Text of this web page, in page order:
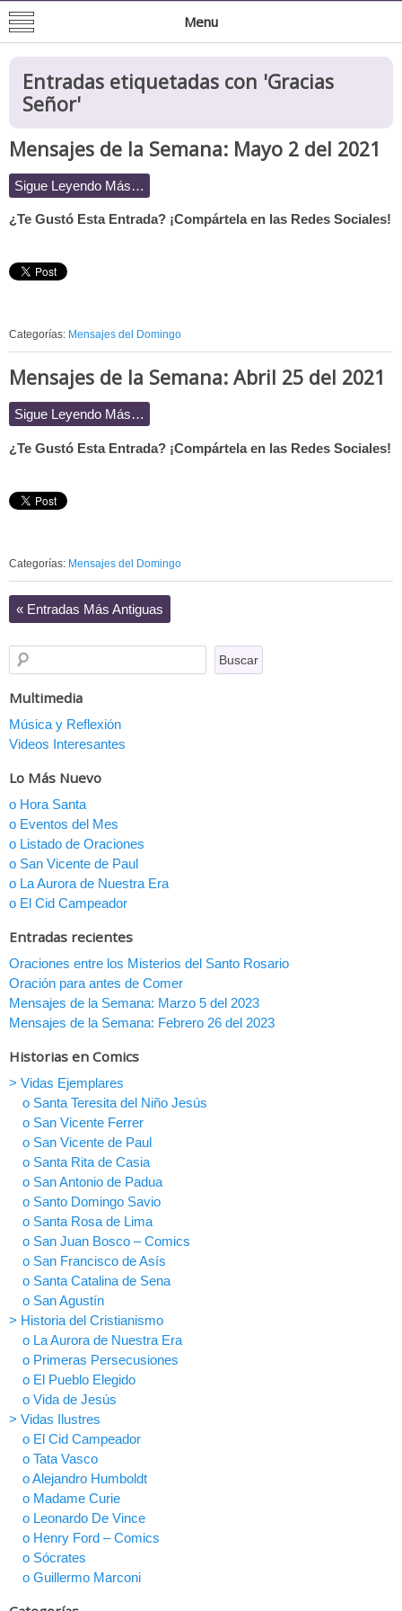
Mision de San Juan Bautista
Informacion General de la Mission
Menu
Entradas etiquetadas con 'Gracias
Señor'
Mensajes de la Semana: Mayo 2 del 2021
Sigue Leyendo Más…
¿Te Gustó Esta Entrada? ¡Compártela en las Redes Sociales!
Categorías: Mensajes del Domingo
Mensajes de la Semana: Abril 25 del 2021
Sigue Leyendo Más…
¿Te Gustó Esta Entrada? ¡Compártela en las Redes Sociales!
Categorías: Mensajes del Domingo
« Entradas Más Antiguas
Multimedia
Música y Reflexión
Videos Interesantes
Lo Más Nuevo
o Hora Santa
o Eventos del Mes
o Listado de Oraciones
o San Vicente de Paul
o La Aurora de Nuestra Era
o El Cid Campeador
Entradas recientes
Oraciones entre los Misterios del Santo Rosario
Oración para antes de Comer
Mensajes de la Semana: Marzo 5 del 2023
Mensajes de la Semana: Febrero 26 del 2023
Historias en Comics
> Vidas Ejemplares
o Santa Teresita del Niño Jesús
o San Vicente Ferrer
o San Vicente de Paul
o Santa Rita de Casia
o San Antonio de Padua
o Santo Domingo Savio
o Santa Rosa de Lima
o San Juan Bosco – Comics
o San Francisco de Asís
o Santa Catalina de Sena
o San Agustín
> Historia del Cristianismo
o La Aurora de Nuestra Era
o Primeras Persecusiones
o El Pueblo Elegido
o Vida de Jesús
> Vidas Ilustres
o El Cid Campeador
o Tata Vasco
o Alejandro Humboldt
o Madame Curie
o Leonardo De Vince
o Henry Ford – Comics
o Sócrates
o Guillermo Marconi